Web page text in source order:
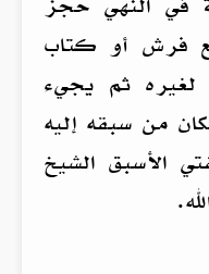
فرش أو كتاب
ثم يجيء
من سبقه إليه
الأسبق الشيخ